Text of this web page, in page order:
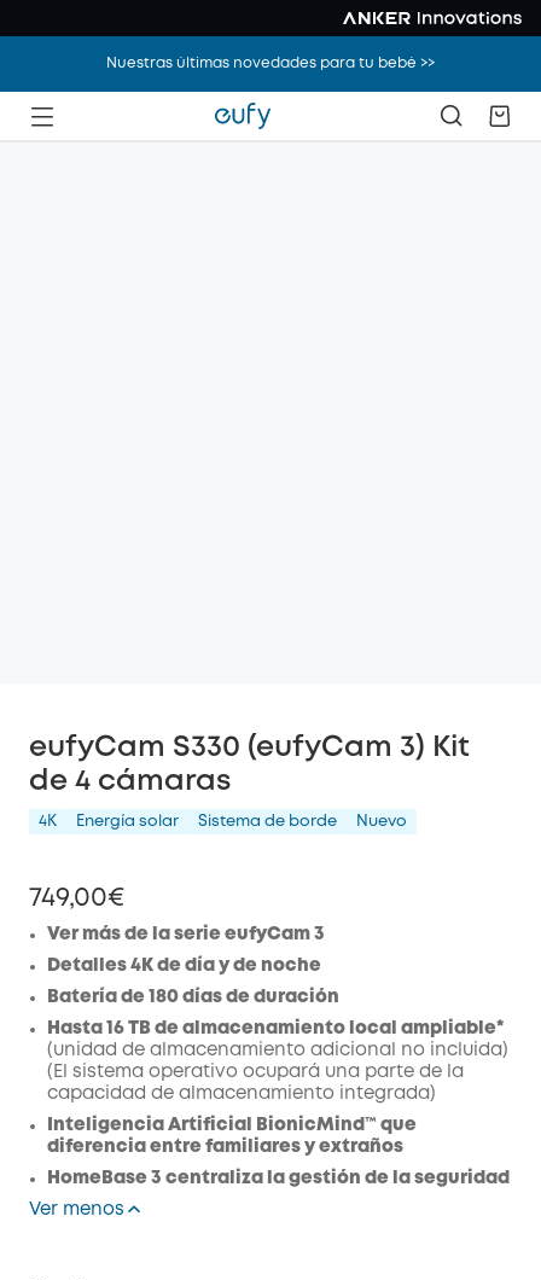
Nuestras últimas novedades para tu bebé >>
eufyCam S330 (eufyCam 3) Kit
de 4 cámaras
4K Energía solar Sistema de borde Nuevo
749,00€
Ver más de la serie eufyCam 3
Detalles 4K de día y de noche
Batería de 180 días de duración
Hasta 16 TB de almacenamiento local ampliable*
(unidad de almacenamiento adicional no incluida)
(El sistema operativo ocupará una parte de la
capacidad de almacenamiento integrada)
Inteligencia Artificial BionicMind™ que
diferencia entre familiares y extraños
HomeBase 3 centraliza la gestión de la seguridad
Ver menos